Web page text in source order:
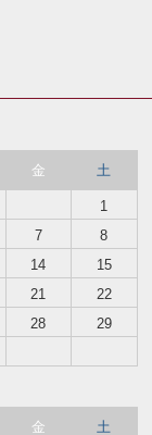
金 土
1
7
8
14
15
21
22
28
29
金 土